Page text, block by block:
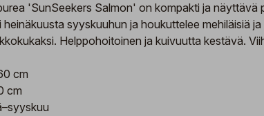
'SunSeekers Salmon' on kompakti ja
heinäkuusta syyskuuhun ja houkuttelee mehiläisiä
Helppohoitoinen ja kuivuutta kestävä.
cm
cm